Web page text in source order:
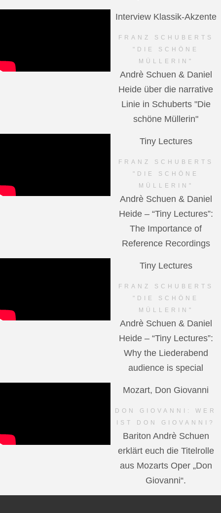
Interview Klassik-Akzente
FRANZ SCHUBERTS
"DIE SCHÖNE
MÜLLERIN"
Andrè Schuen & Daniel
Heide über die narrative
Linie in Schuberts "Die
schöne Müllerin"
Tiny Lectures
FRANZ SCHUBERTS
"DIE SCHÖNE
MÜLLERIN"
Andrè Schuen & Daniel
Heide – “Tiny Lectures”:
The Importance of
Reference Recordings
Tiny Lectures
FRANZ SCHUBERTS
"DIE SCHÖNE
MÜLLERIN"
Andrè Schuen & Daniel
Heide – “Tiny Lectures”:
Why the Liederabend
audience is special
Mozart, Don Giovanni
DON GIOVANNI: WER
IST DON GIOVANNI?
Bariton Andrè Schuen
erklärt euch die Titelrolle
aus Mozarts Oper „Don
Giovanni“.